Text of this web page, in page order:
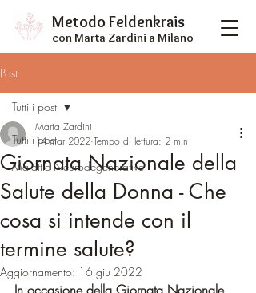
Metodo Feldenkrais
con Marta Zardini a Milano
Post
Tutti i post
Malattie Neurodegenerative
Tutti i post
Giornata Nazionale della
Salute della Donna - Che
cosa si intende con il
termine salute?
Marta Zardini
14 mar 2022 Tempo di lettura: 2 min
Aggiornamento: 16 giu 2022